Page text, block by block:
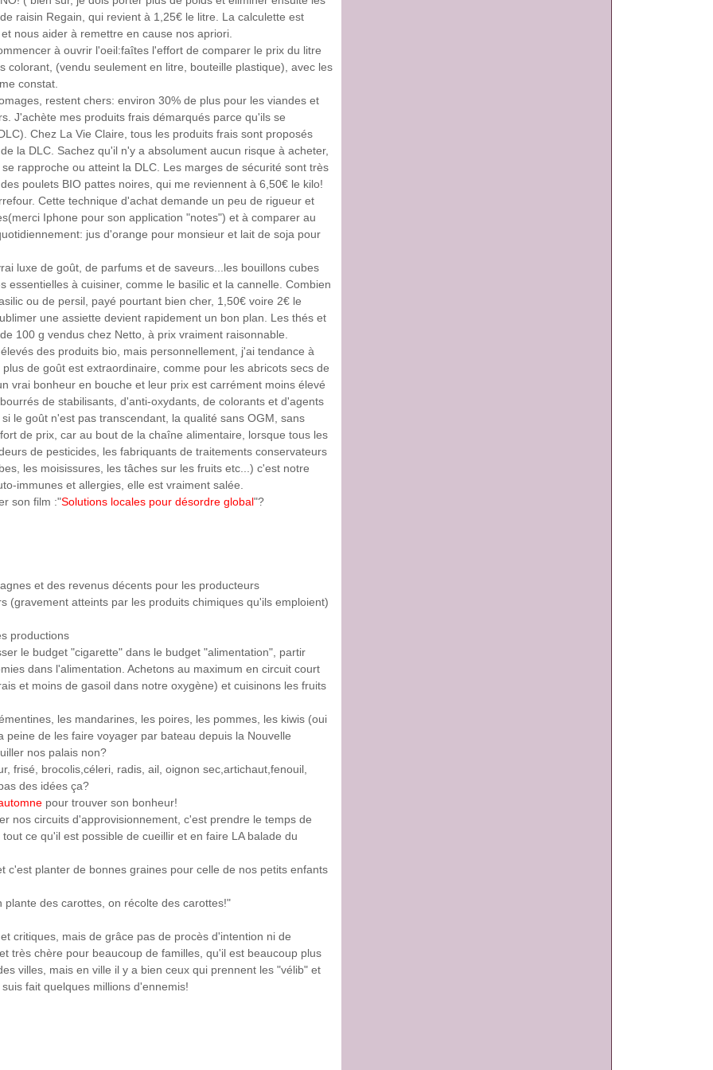
raisin Regain, qui revient à 1,25€ le litre. La calculette est
nous aider à remettre en cause nos apriori.
à ouvrir l'oeil:faîtes l'effort de comparer le prix du litre
colorant, (vendu seulement en litre, bouteille plastique), avec les
constat.
restent chers: environ 30% de plus pour les viandes et
J'achète mes produits frais démarqués parce qu'ils se
Chez La Vie Claire, tous les produits frais sont proposés
la DLC. Sachez qu'il n'y a absolument aucun risque à acheter,
rapproche ou atteint la DLC. Les marges de sécurité sont très
poulets BIO pattes noires, qui me reviennent à 6,50€ le kilo!
Cette technique d'achat demande un peu de rigueur et
Iphone pour son application "notes") et à comparer au
jus d'orange pour monsieur et lait de soja pour
luxe de goût, de parfums et de saveurs...les bouillons cubes
essentielles à cuisiner, comme le basilic et la cannelle. Combien
ou de persil, payé pourtant bien cher, 1,50€ voire 2€ le
une assiette devient rapidement un bon plan. Les thés et
100 g vendus chez Netto, à prix vraiment raisonnable.
des produits bio, mais personnellement, j'ai tendance à
de goût est extraordinaire, comme pour les abricots secs de
vrai bonheur en bouche et leur prix est carrément moins élevé
de stabilisants, d'anti-oxydants, de colorants et d'agents
le goût n'est pas transcendant, la qualité sans OGM, sans
de prix, car au bout de la chaîne alimentaire, lorsque tous les
de pesticides, les fabriquants de traitements conservateurs
les moisissures, les tâches sur les fruits etc...) c'est notre
immunes et allergies, elle est vraiment salée.
son film :"Solutions locales pour désordre global"?
et des revenus décents pour les producteurs
(gravement atteints par les produits chimiques qu'ils emploient)
productions
le budget "cigarette" dans le budget "alimentation", partir
dans l'alimentation. Achetons au maximum en circuit court
et moins de gasoil dans notre oxygène) et cuisinons les fruits
les mandarines, les poires, les pommes, les kiwis (oui
de les faire voyager par bateau depuis la Nouvelle
nos palais non?
frisé, brocolis,céleri, radis, ail, oignon sec,artichaut,fenouil,
des idées ça?
pour trouver son bonheur!
nos circuits d'approvisionnement, c'est prendre le temps de
ce qu'il est possible de cueillir et en faire LA balade du
c'est planter de bonnes graines pour celle de nos petits enfants
des carottes, on récolte des carottes!"
critiques, mais de grâce pas de procès d'intention ni de
très chère pour beaucoup de familles, qu'il est beaucoup plus
villes, mais en ville il y a bien ceux qui prennent les "vélib" et
fait quelques millions d'ennemis!